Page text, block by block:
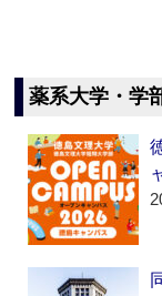
薬系大学・学